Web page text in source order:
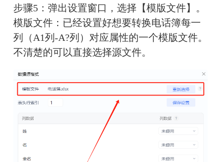
步骤5：弹出设置窗口，选择【模版文件】。
模版文件：已经设置好想要转换电话簿每一
列（A1列-A?列）对应属性的一个模版文件。
不清楚的可以直接选择源文件。